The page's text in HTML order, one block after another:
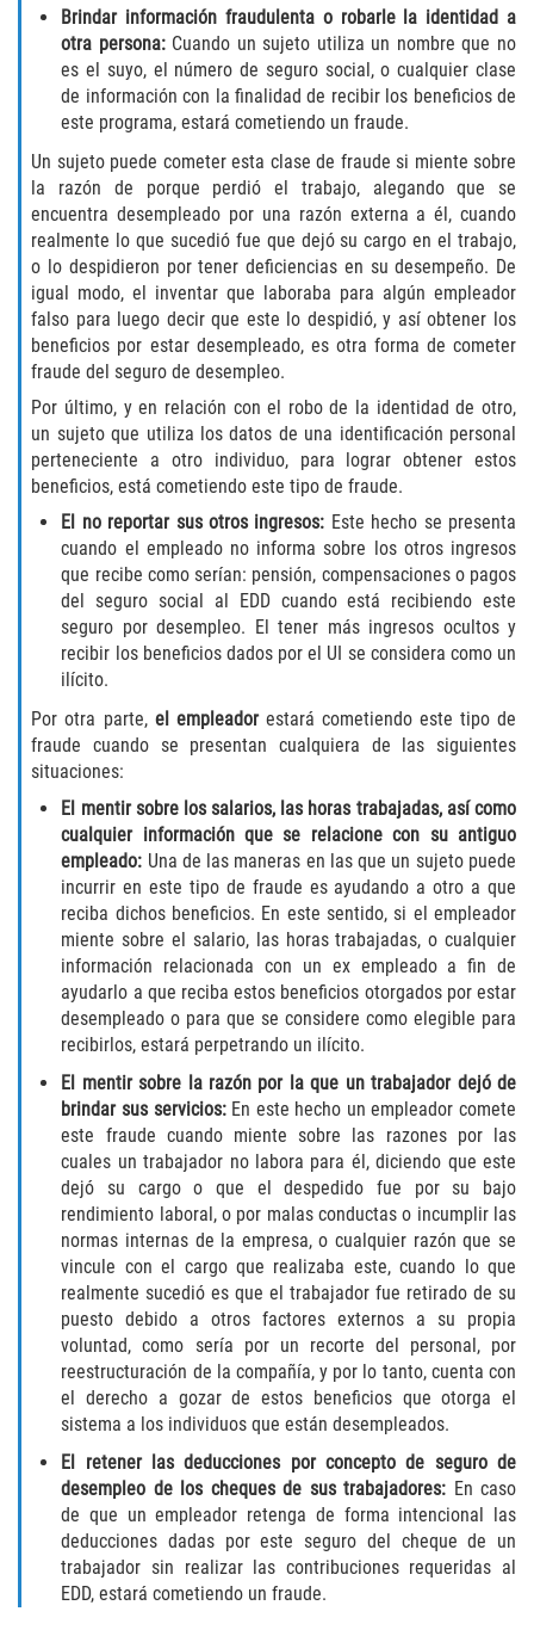
Recepción de Propiedad Robada
Robo
Robo de Caja Fuerte
Hurto Mayor
Delitos Sexuales
Actos Lascivos con un Menor
Conducta Lasciva
Copulación oral forzada
Exposición Indecente
Molestar A Un Niño Menor de 18
Años
Penetración Sexual Forzada
Prostitución y Solicitación
Violación Estatutaria
Agresión Sexual
Delitos Violentos
Aumento de Sentencia para Pandillas
Disuadir a un Testigo
Intento de Asesinato
Homicidio
Homicidio Voluntario
Homicidio Involuntario
Secuestro
Delitos Contra La Propiedad
Dañar Líneas Telefónicas, Eléctricas o
de Servicios Públicos
Brindar información fraudulenta o robarle la identidad a
otra persona: Cuando un sujeto utiliza un nombre que no
es el suyo, el número de seguro social, o cualquier clase
de información con la finalidad de recibir los beneficios de
este programa, estará cometiendo un fraude.
Un sujeto puede cometer esta clase de fraude si miente sobre
la razón de porque perdió el trabajo, alegando que se
encuentra desempleado por una razón externa a él, cuando
realmente lo que sucedió fue que dejó su cargo en el trabajo,
o lo despidieron por tener deficiencias en su desempeño. De
igual modo, el inventar que laboraba para algún empleador
falso para luego decir que este lo despidió, y así obtener los
beneficios por estar desempleado, es otra forma de cometer
fraude del seguro de desempleo.
Por último, y en relación con el robo de la identidad de otro,
un sujeto que utiliza los datos de una identificación personal
perteneciente a otro individuo, para lograr obtener estos
beneficios, está cometiendo este tipo de fraude.
El no reportar sus otros ingresos: Este hecho se presenta
cuando el empleado no informa sobre los otros ingresos
que recibe como serían: pensión, compensaciones o pagos
del seguro social al EDD cuando está recibiendo este
seguro por desempleo. El tener más ingresos ocultos y
recibir los beneficios dados por el UI se considera como un
ilícito.
Por otra parte, el empleadorestará cometiendo este tipo de
fraude cuando se presentan cualquiera de las siguientes
situaciones:
El mentir sobre los salarios, las horas trabajadas, así como
cualquier información que se relacione con su antiguo
empleado: Una de las maneras en las que un sujeto puede
incurrir en este tipo de fraude es ayudando a otro a que
reciba dichos beneficios. En este sentido, si el empleador
miente sobre el salario, las horas trabajadas, o cualquier
información relacionada con un ex empleado a fin de
ayudarlo a que reciba estos beneficios otorgados por estar
desempleado o para que se considere como elegible para
recibirlos, estará perpetrando un ilícito.
El mentir sobre la razón por la que un trabajador dejó de
brindar sus servicios:En este hecho un empleador comete
este fraude cuando miente sobre las razones por las
cuales un trabajador no labora para él, diciendo que este
dejó su cargo o que el despedido fue por su bajo
rendimiento laboral, o por malas conductas o incumplir las
normas internas de la empresa, o cualquier razón que se
vincule con el cargo que realizaba este, cuando lo que
realmente sucedió es que el trabajador fue retirado de su
puesto debido a otros factores externos a su propia
voluntad, como sería por un recorte del personal, por
reestructuración de la compañía, y por lo tanto, cuenta con
el derecho a gozar de estos beneficios que otorga el
sistema a los individuos que están desempleados.
El retener las deducciones por concepto de seguro de
desempleo de los cheques de sus trabajadores: En caso
de que un empleador retenga de forma intencional las
deducciones dadas por este seguro del cheque de un
trabajador sin realizar las contribuciones requeridas al
EDD, estará cometiendo un fraude.